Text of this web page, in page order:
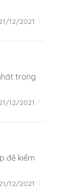
12/2021
trong
12/2021
đề kiểm
12/2021